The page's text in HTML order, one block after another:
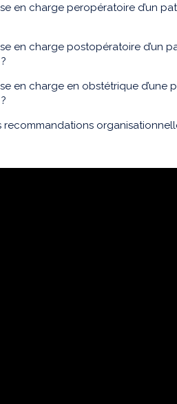
en charge peropératoire d’un
en charge postopératoire d’un
en charge en obstétrique d’une
recommandations